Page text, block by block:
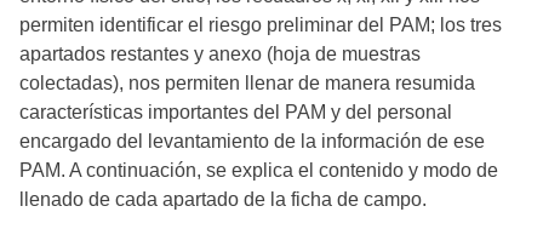
permiten identificar el riesgo preliminar del PAM; los tres
apartados restantes y anexo (hoja de muestras
colectadas), nos permiten llenar de manera resumida
características importantes del PAM y del personal
encargado del levantamiento de la información de ese
PAM. A continuación, se explica el contenido y modo de
llenado de cada apartado de la ficha de campo.